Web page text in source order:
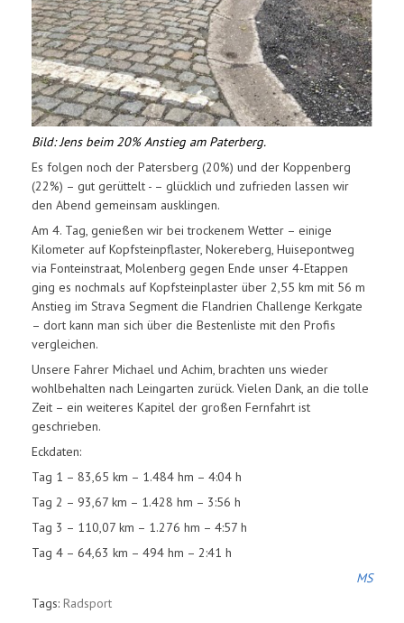
Bild: Jens beim 20% Anstieg am Paterberg.
Es folgen noch der Patersberg (20%) und der Koppenberg
(22%) – gut gerüttelt - – glücklich und zufrieden lassen wir
den Abend gemeinsam ausklingen.
Am 4. Tag, genießen wir bei trockenem Wetter – einige
Kilometer auf Kopfsteinpflaster, Nokereberg, Huisepontweg
via Fonteinstraat, Molenberg gegen Ende unser 4-Etappen
ging es nochmals auf Kopfsteinplaster über 2,55 km mit 56 m
Anstieg im Strava Segment die Flandrien Challenge Kerkgate
– dort kann man sich über die Bestenliste mit den Profis
vergleichen.
Unsere Fahrer Michael und Achim, brachten uns wieder
wohlbehalten nach Leingarten zurück. Vielen Dank, an die tolle
Zeit – ein weiteres Kapitel der großen Fernfahrt ist
geschrieben.
Eckdaten:
Tag 1 – 83,65 km – 1.484 hm – 4:04 h
Tag 2 – 93,67 km – 1.428 hm – 3:56 h
Tag 3 – 110,07 km – 1.276 hm – 4:57 h
Tag 4 – 64,63 km – 494 hm – 2:41 h
MS
Tags: Radsport